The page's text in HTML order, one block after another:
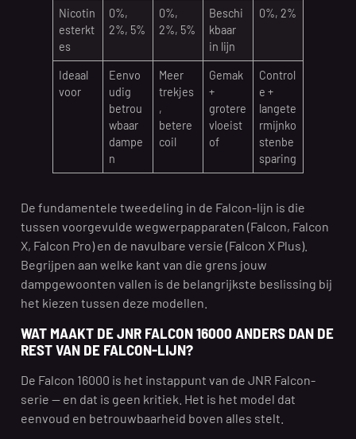
Nicotin
esterkt
es
0%,
2%, 5%
0%,
2%, 5%
Beschi
kbaar
in lijn
0%, 2%
Ideaal
voor
Eenvo
udig
betrou
wbaar
dampe
n
Meer
trekjes
,
betere
coil
Gemak
+
grotere
vloeist
of
Control
e +
langete
rmijnko
stenbe
sparing
De fundamentele tweedeling in de Falcon-lijn is die
tussen voorgevulde wegwerpapparaten (Falcon, Falcon
X, Falcon Pro) en de navulbare versie (Falcon X Plus).
Begrijpen aan welke kant van die grens jouw
dampgewoonten vallen is de belangrijkste beslissing bij
het kiezen tussen deze modellen.
WAT MAAKT DE JNR FALCON 16000 ANDERS DAN DE
REST VAN DE FALCON-LIJN?
De Falcon 16000 is het instappunt van de JNR Falcon-
serie — en dat is geen kritiek. Het is het model dat
eenvoud en betrouwbaarheid boven alles stelt.